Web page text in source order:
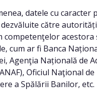
datele cu caracter
către
competenţelor acestora
cum ar fi Banca
Agenţia Națională de
Oficiul Naţional
a Spălării Banilor, etc.